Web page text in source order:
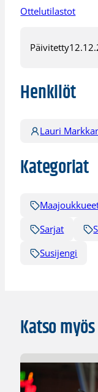
Ottelutilastot
Päivitetty
Henkilöt
Lauri
Kategoriat
Sarjat
Susijengi
Katso myös